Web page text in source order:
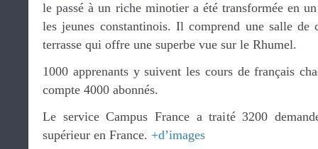
le passé à un riche minotier a été transformée en
les jeunes constantinois. Il comprend une salle de
terrasse qui offre une superbe vue sur le Rhumel.
1000 apprenants y suivent les cours de français
compte 4000 abonnés.
Le service Campus France a traité 3200
supérieur en France. +d’images